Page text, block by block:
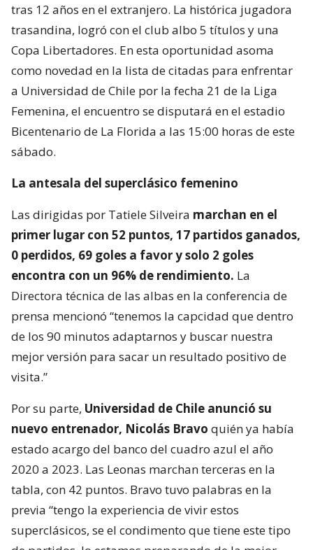
tras 12 años en el extranjero. La histórica jugadora
trasandina, logró con el club albo 5 títulos y una
Copa Libertadores. En esta oportunidad asoma
como novedad en la lista de citadas para enfrentar
a Universidad de Chile por la fecha 21 de la Liga
Femenina, el encuentro se disputará en el estadio
Bicentenario de La Florida a las 15:00 horas de este
sábado.
La antesala del superclásico femenino
Las dirigidas por Tatiele Silveira marchan en el
primer lugar con 52 puntos, 17 partidos ganados,
0 perdidos, 69 goles a favor y solo 2 goles
encontra con un 96% de rendimiento. La
Directora técnica de las albas en la conferencia de
prensa mencionó “tenemos la capcidad que dentro
de los 90 minutos adaptarnos y buscar nuestra
mejor versión para sacar un resultado positivo de
visita.”
Por su parte, Universidad de Chile anunció su
nuevo entrenador, Nicolás Bravo quién ya había
estado acargo del banco del cuadro azul el año
2020 a 2023. Las Leonas marchan terceras en la
tabla, con 42 puntos. Bravo tuvo palabras en la
previa “tengo la experiencia de vivir estos
superclásicos, se el condimento que tiene este tipo